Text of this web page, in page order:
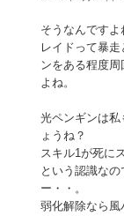
そうなんですよ
レイドって暴
ンをある程度
よね。
光ペンギンは私
ょうね？
スキル1が死に
という認識な
ー・・。
弱化解除なら